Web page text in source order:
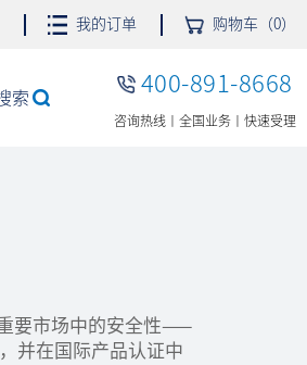
我的订单 购物车（0）
索
400-891-8668
咨询热线丨全国业务丨快速受理
要市场中的安全性——
并在国际产品认证中